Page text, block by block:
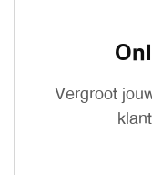
Vergroot